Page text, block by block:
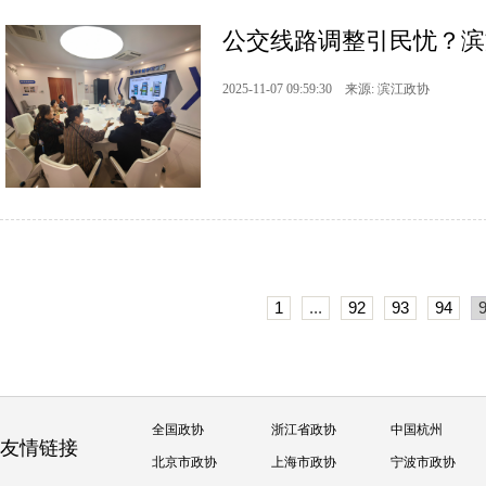
公交线路调整引民忧？
2025-11-07 09:59:30 来源: 滨江政协
1 ... 92 93 94
友情链接
全国政协 浙江省政协 中国杭州
北京市政协 上海市政协 宁波市政协